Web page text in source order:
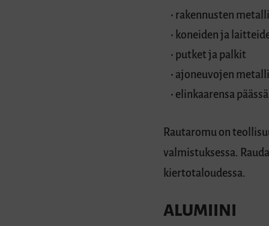
rakennusten
koneiden ja
putket ja palkit
ajoneuvojen
elinkaarensa
Rautaromu on
valmistuksessa.
kiertotaloudessa.
ALUMIINI